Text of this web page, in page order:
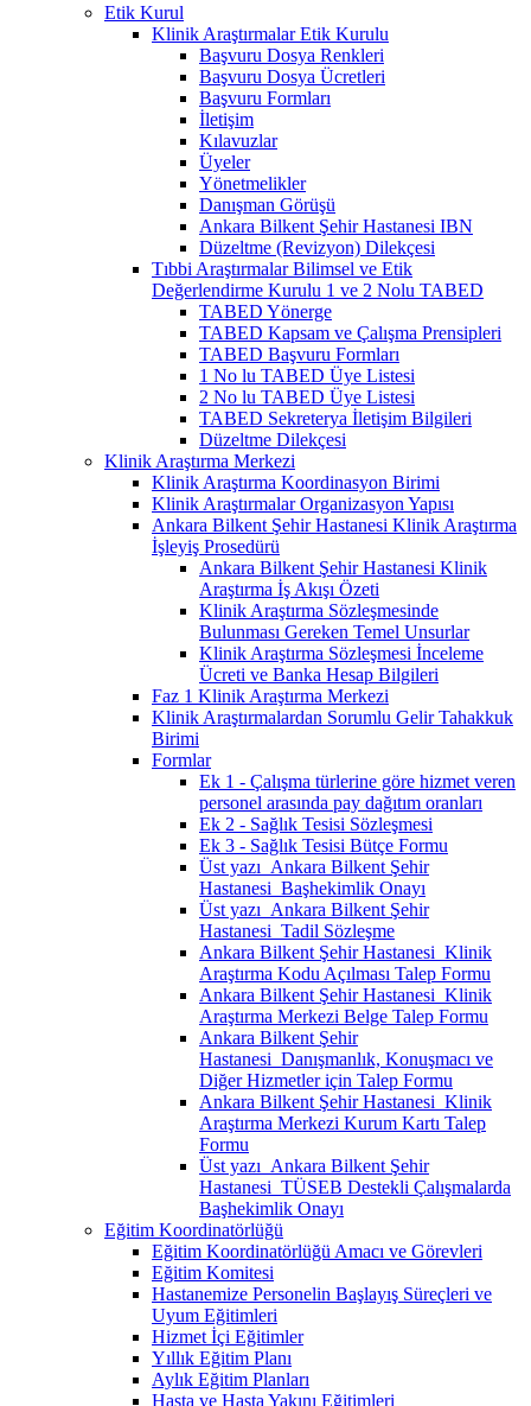
Etik Kurul
Klinik Araştırmalar Etik Kurulu
Başvuru Dosya Renkleri
Başvuru Dosya Ücretleri
Başvuru Formları
İletişim
Kılavuzlar
Üyeler
Yönetmelikler
Danışman Görüşü
Ankara Bilkent Şehir Hastanesi IBN
Düzeltme (Revizyon) Dilekçesi
Tıbbi Araştırmalar Bilimsel ve Etik
Değerlendirme Kurulu 1 ve 2 Nolu TABED
TABED Yönerge
TABED Kapsam ve Çalışma Prensipleri
TABED Başvuru Formları
1 No lu TABED Üye Listesi
2 No lu TABED Üye Listesi
TABED Sekreterya İletişim Bilgileri
Düzeltme Dilekçesi
Klinik Araştırma Merkezi
Klinik Araştırma Koordinasyon Birimi
Klinik Araştırmalar Organizasyon Yapısı
Ankara Bilkent Şehir Hastanesi Klinik Araştırma
İşleyiş Prosedürü
Ankara Bilkent Şehir Hastanesi Klinik
Araştırma İş Akışı Özeti
Klinik Araştırma Sözleşmesinde
Bulunması Gereken Temel Unsurlar
Klinik Araştırma Sözleşmesi İnceleme
Ücreti ve Banka Hesap Bilgileri
Faz 1 Klinik Araştırma Merkezi
Klinik Araştırmalardan Sorumlu Gelir Tahakkuk
Birimi
Formlar
Ek 1 - Çalışma türlerine göre hizmet veren
personel arasında pay dağıtım oranları
Ek 2 - Sağlık Tesisi Sözleşmesi
Ek 3 - Sağlık Tesisi Bütçe Formu
Üst yazı_Ankara Bilkent Şehir
Hastanesi_Başhekimlik Onayı
Üst yazı_Ankara Bilkent Şehir
Hastanesi_Tadil Sözleşme
Ankara Bilkent Şehir Hastanesi_Klinik
Araştırma Kodu Açılması Talep Formu
Ankara Bilkent Şehir Hastanesi_Klinik
Araştırma Merkezi Belge Talep Formu
Ankara Bilkent Şehir
Hastanesi_Danışmanlık, Konuşmacı ve
Diğer Hizmetler için Talep Formu
Ankara Bilkent Şehir Hastanesi_Klinik
Araştırma Merkezi Kurum Kartı Talep
Formu
Üst yazı_Ankara Bilkent Şehir
Hastanesi_TÜSEB Destekli Çalışmalarda
Başhekimlik Onayı
Eğitim Koordinatörlüğü
Eğitim Koordinatörlüğü Amacı ve Görevleri
Eğitim Komitesi
Hastanemize Personelin Başlayış Süreçleri ve
Uyum Eğitimleri
Hizmet İçi Eğitimler
Yıllık Eğitim Planı
Aylık Eğitim Planları
Hasta ve Hasta Yakını Eğitimleri